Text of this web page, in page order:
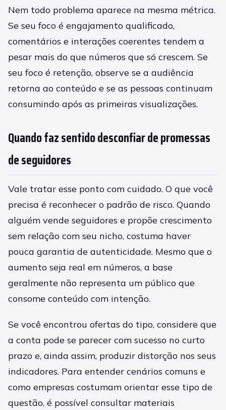
Nem todo problema aparece na mesma métrica.
Se seu foco é engajamento qualificado,
comentários e interações coerentes tendem a
pesar mais do que números que só crescem. Se
seu foco é retenção, observe se a audiência
retorna ao conteúdo e se as pessoas continuam
consumindo após as primeiras visualizações.
Quando faz sentido desconfiar de promessas
de seguidores
Vale tratar esse ponto com cuidado. O que você
precisa é reconhecer o padrão de risco. Quando
alguém vende seguidores e propõe crescimento
sem relação com seu nicho, costuma haver
pouca garantia de autenticidade. Mesmo que o
aumento seja real em números, a base
geralmente não representa um público que
consome conteúdo com intenção.
Se você encontrou ofertas do tipo, considere que
a conta pode se parecer com sucesso no curto
prazo e, ainda assim, produzir distorção nos seus
indicadores. Para entender cenários comuns e
como empresas costumam orientar esse tipo de
questão, é possível consultar materiais